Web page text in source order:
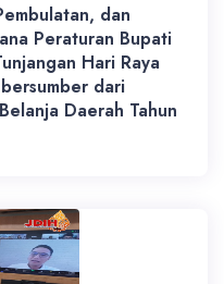
dan
Peraturan Bupati
Hari Raya
dari
Daerah Tahun